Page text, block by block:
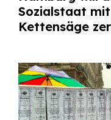
Sozialstaat
Kettensäge